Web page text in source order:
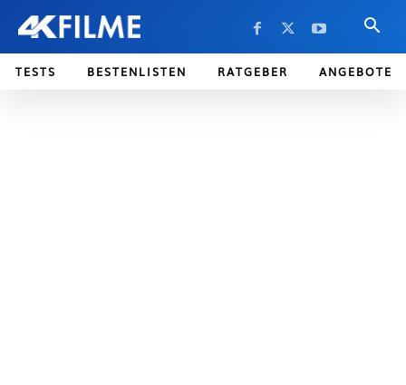
TESTS BESTENLISTEN RATGEBER ANGEBOTE